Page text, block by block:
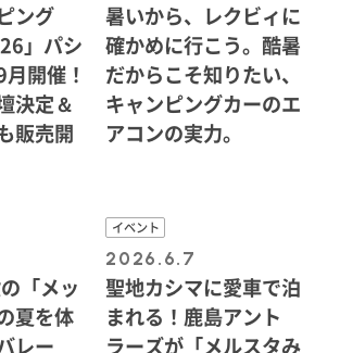
ング
」パシ
開催！
決定＆
販売開
暑いから、レクビィに
確かめに行こう。酷暑
だからこそ知りたい、
キャンピングカーのエ
アコンの実力。
「メッ
夏を体
レー
イベント
2026.6.7
聖地カシマに愛車で泊
まれる！鹿島アント
ラーズが「メルスタみ